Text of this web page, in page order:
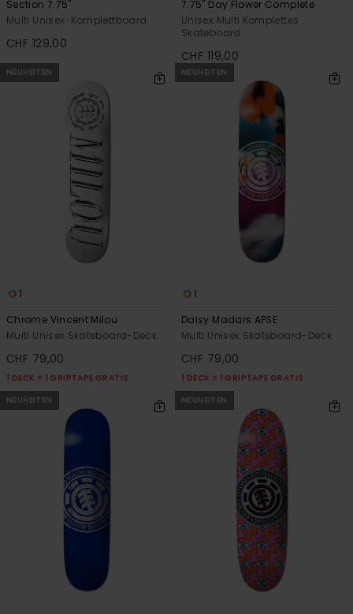
Section 7.75"
Multi Unisex-Komplettboard
CHF 129,00
7.75" Day Flower Complete
Unisex Multi Komplettes
Skateboard
CHF 119,00
NEUHEITEN
1
Chrome Vincent Milou
Multi Unisex Skateboard-Deck
CHF 79,00
1 DECK = 1 GRIPTAPE GRATIS
NEUHEITEN
1
Daisy Madars APSE
Multi Unisex Skateboard-Deck
CHF 79,00
1 DECK = 1 GRIPTAPE GRATIS
NEUHEITEN
NEUHEITEN